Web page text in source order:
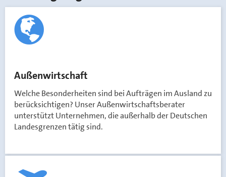
Außenwirtschaft
Welche Besonderheiten sind bei Aufträgen im Ausland zu
berücksichtigen? Unser Außenwirtschaftsberater
unterstützt Unternehmen, die außerhalb der Deutschen
Landesgrenzen tätig sind.